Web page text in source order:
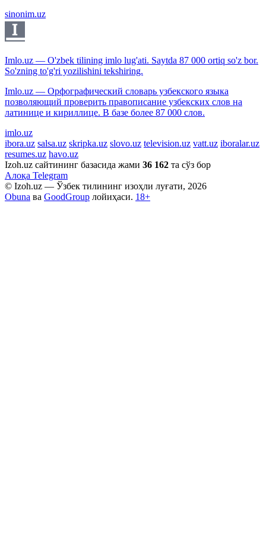
sinonim.uz
Imlo.uz — O'zbek tilining imlo lug'ati. Saytda 87 000 ortiq so'z bor.
So'zning to'g'ri yozilishini tekshiring.
Imlo.uz — Орфографический словарь узбекского языка
позволяющий проверить правописание узбекских слов на
латинице и кириллице. В базе более 87 000 слов.
imlo.uz
ibora.uz salsa.uz skripka.uz slovo.uz television.uz vatt.uz iboralar.uz
resumes.uz havo.uz
Izoh.uz сайтининг базасида жами 36 162 та сўз бор
Алоқа Telegram
© Izoh.uz — Ўзбек тилининг изоҳли луғати, 2026
Obuna ва GoodGroup лойиҳаси. 18+